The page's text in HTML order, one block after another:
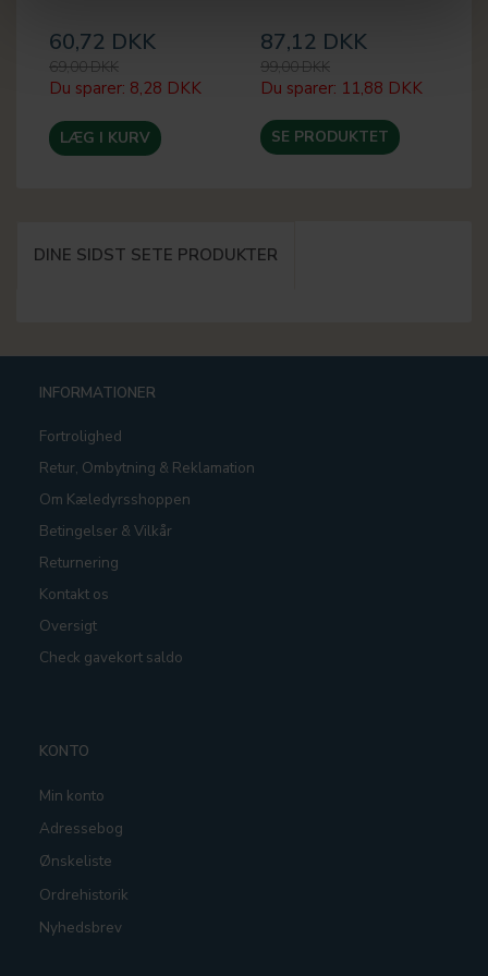
60,72 DKK
69,00 DKK
Du sparer: 8,28 DKK
LÆG I KURV
87,12 DKK
99,00 DKK
Du sparer: 11,88 DKK
SE PRODUKTET
DINE SIDST SETE PRODUKTER
INFORMATIONER
Fortrolighed
Retur, Ombytning & Reklamation
Om Kæledyrsshoppen
Betingelser & Vilkår
Returnering
Kontakt os
Oversigt
Check gavekort saldo
KONTO
Min konto
Adressebog
Ønskeliste
Ordrehistorik
Nyhedsbrev